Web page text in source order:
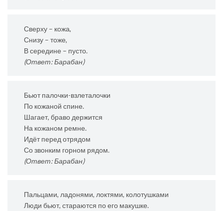
Сверху – кожа,
Снизу – тоже,
В середине – пусто.
(Ответ: Барабан)
Бьют палочки-взлеталочки
По кожаной спине.
Шагает, браво держится
На кожаном ремне.
Идёт перед отрядом
Со звонким горном рядом.
(Ответ: Барабан)
Пальцами, ладонями, локтями, колотушками
Люди бьют, стараются по его макушке.